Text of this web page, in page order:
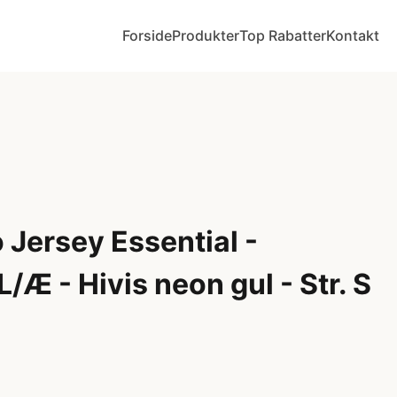
ForsideProdukterTop RabatterKontakt
Jersey Essential -
Æ - Hivis neon gul - Str. S